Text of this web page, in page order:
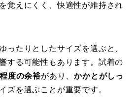
覚えにくく、快適性が維持され
ったりとしたサイズを選ぶと、
する可能性もあります。試着の
度の余裕があり、かかとがしっ
ズを選ぶことが重要です。